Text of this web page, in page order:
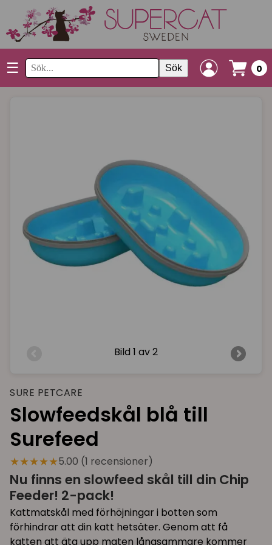
☰ Sök 0
Bild 1 av 2
SURE PETCARE
Slowfeedskål blå till
Surefeed
★★★★★5.00 (1 recensioner)
Nu finns en slowfeed skål till din Chip
Feeder! 2-pack!
Kattmatskål med förhöjningar i botten som
förhindrar att din katt hetsäter. Genom att få
katten att äta upp maten långsammare kommer